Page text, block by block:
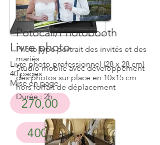
Livre photo
Livre photo professionnel (28 x 28 cm)
40 pages
Mise en page
270,00
Potocall/Photobooth
Photo type portrait des invités et des
mariés
Studio mobile avec développement
des photos sur place en 10x15 cm
hors forfait de déplacement
Durée : 2h
400,00